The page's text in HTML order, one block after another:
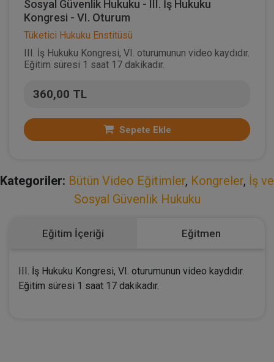
Sosyal Güvenlik Hukuku - III. İş Hukuku
Kongresi - VI. Oturum
Tüketici Hukuku Enstitüsü
III. İş Hukuku Kongresi, VI. oturumunun video kaydıdır.
Eğitim süresi 1 saat 17 dakikadır.
360,00 TL
Sepete Ekle
Kategoriler: Bütün Video Eğitimler, Kongreler, İş ve
Sosyal Güvenlik Hukuku
Eğitim İçeriği Eğitmen
III. İş Hukuku Kongresi, VI. oturumunun video kaydıdır.
Eğitim süresi 1 saat 17 dakikadır.